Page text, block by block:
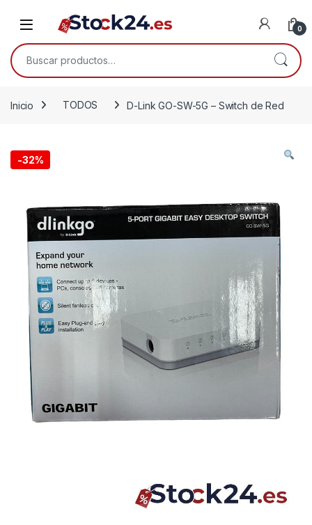
Open 0
Buscar por:
Inicio TODOS D-Link GO-SW-5G – Switch de Red
-32%